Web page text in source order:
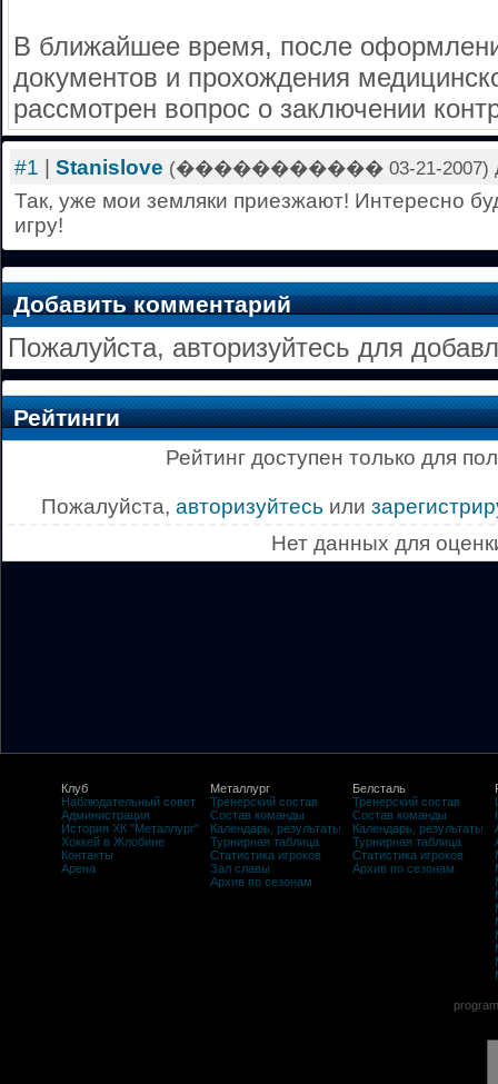
В ближайшее время, после
документов и прохождения
рассмотрен вопрос о заключении
#1 Stanislove (����������� 03-21-2007)
Так, уже мои земляки приезжают! Интересно
игру!
Добавить комментарий
Пожалуйста, авторизуйтесь для
Рейтинги
Рейтинг доступен только для
Пожалуйста, авторизуйтесь или
Нет данных для
Клуб
Наблюдательный совет
Администрация
История ХК "Металлург"
Хоккей в Жлобине
Контакты
Арена
Металлург
Тренерский состав
Состав команды
Календарь, результаты
Турнирная таблица
Статистика игроков
Зал славы
Архив по сезонам
Белсталь
Тренерский состав
Состав команды
Календарь, результаты
Турнирная таблица
Статистика игроков
Архив по сезонам